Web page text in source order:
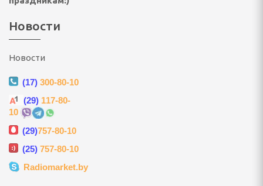
и фруктов
мороженого, попкорна
газовые шашлычницы
контейнеры
Новости
Новости
(17) 300-80-10
(29) 117-80-
10
(29)757-80-10
(25) 757-80-10
Radiomarket.by